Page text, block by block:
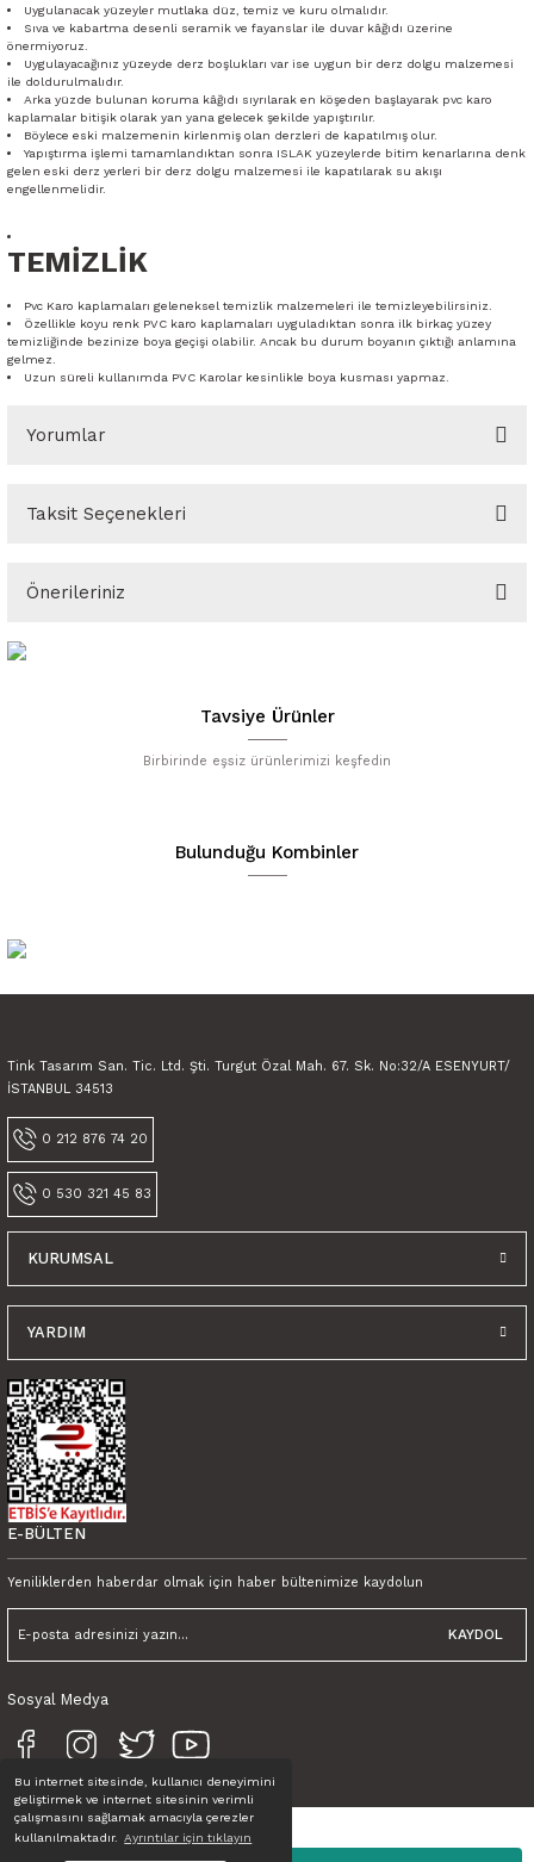
Bu internet sitesinde, kullanıcı deneyimini
geliştirmek ve internet sitesinin verimli
çalışmasını sağlamak amacıyla çerezler
kullanılmaktadır.
Ayrıntılar için tıklayın
Uygulanacak yüzeyler mutlaka düz, temiz ve kuru olmalıdır.
Sıva ve kabartma desenli seramik ve fayanslar ile duvar kâğıdı üzerine
önermiyoruz.
Uygulayacağınız yüzeyde derz boşlukları var ise uygun bir derz dolgu malzemesi
ile doldurulmalıdır.
Arka yüzde bulunan koruma kâğıdı sıyrılarak en köşeden başlayarak pvc karo
kaplamalar bitişik olarak yan yana gelecek şekilde yapıştırılır.
Böylece eski malzemenin kirlenmiş olan derzleri de kapatılmış olur.
Yapıştırma işlemi tamamlandıktan sonra ISLAK yüzeylerde bitim kenarlarına denk
gelen eski derz yerleri bir derz dolgu malzemesi ile kapatılarak su akışı
engellenmelidir.
TEMİZLİK
Pvc Karo kaplamaları geleneksel temizlik malzemeleri ile temizleyebilirsiniz.
Özellikle koyu renk PVC karo kaplamaları uyguladıktan sonra ilk birkaç yüzey
temizliğinde bezinize boya geçişi olabilir. Ancak bu durum boyanın çıktığı anlamına
gelmez.
Uzun süreli kullanımda PVC Karolar kesinlikle boya kusması yapmaz.
Yorumlar
Taksit Seçenekleri
Önerileriniz
Bu ürünün fiyat bilgisi, resim, ürün açıklamalarında ve diğer
Görüş ve önerileriniz için teşekkür ederiz.
Ürün bilgilerinde hatalar bulunuyor.
Ürün fiyatı diğer sitelerden daha pahalı.
Gönder
Tavsiye Ürünler
Birbirinde eşsiz ürünlerimizi keşfedin
YENİ
Bulunduğu Kombinler
Tink Kendinden Yapışkanlı Pvc Bordo Taş 30x30 cm Kaplama
Tink Tasarım San. Tic. Ltd. Şti. Turgut Özal Mah. 67. Sk. No:32/A ESENYURT/
İSTANBUL 34513
0 212 876 74 20
0 530 321 45 83
KURUMSAL
YARDIM
E-BÜLTEN
Yeniliklerden haberdar olmak için haber bültenimize kaydolun
KAYDOL
Sosyal Medya